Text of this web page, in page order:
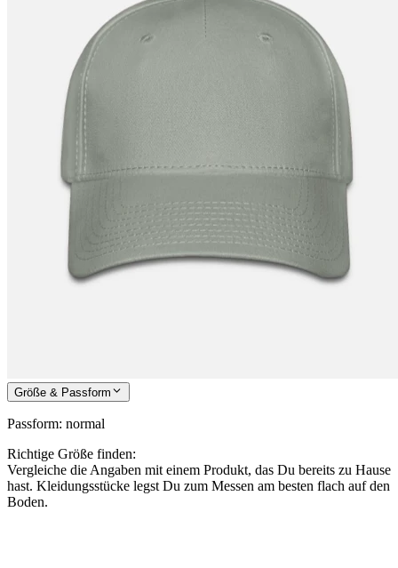
Größe & Passform
Passform: normal
Richtige Größe finden:
Vergleiche die Angaben mit einem Produkt, das Du bereits zu Hause
hast. Kleidungsstücke legst Du zum Messen am besten flach auf den
Boden.